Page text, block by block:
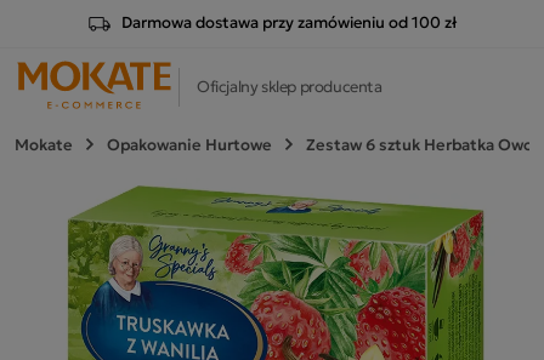
Darmowa dostawa przy zamówieniu od 100 zł
Oficjalny sklep producenta
Mokate Opakowanie Hurtowe Zestaw 6 sztuk Herbatka